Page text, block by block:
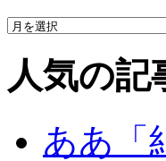
人気の記
ああ「